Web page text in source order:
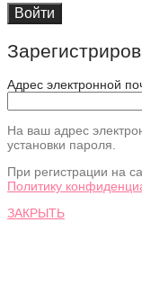
Войти
Адрес электронной
На ваш адрес
установки пароля.
При регистрации на
Политику
ЗАКРЫТЬ